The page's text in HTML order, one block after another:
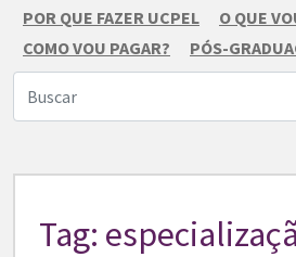
POR QUE FAZER UCPEL
O QUE
COMO VOU PAGAR?
PÓS-
Tag: